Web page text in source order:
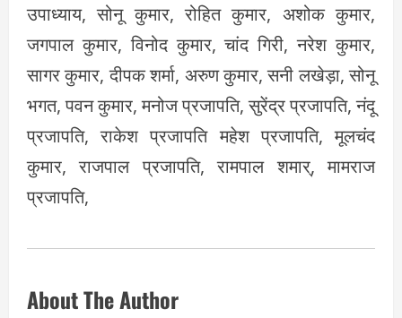
उपाध्याय, सोनू कुमार, रोहित कुमार, अशोक कुमार,
जगपाल कुमार, विनोद कुमार, चांद गिरी, नरेश कुमार,
सागर कुमार, दीपक शर्मा, अरुण कुमार, सनी लखेड़ा, सोनू
भगत, पवन कुमार, मनोज प्रजापति, सुरेंद्र प्रजापति, नंदू
प्रजापति, राकेश प्रजापति महेश प्रजापति, मूलचंद
कुमार, राजपाल प्रजापति, रामपाल शमार्, मामराज
प्रजापति,
About The Author